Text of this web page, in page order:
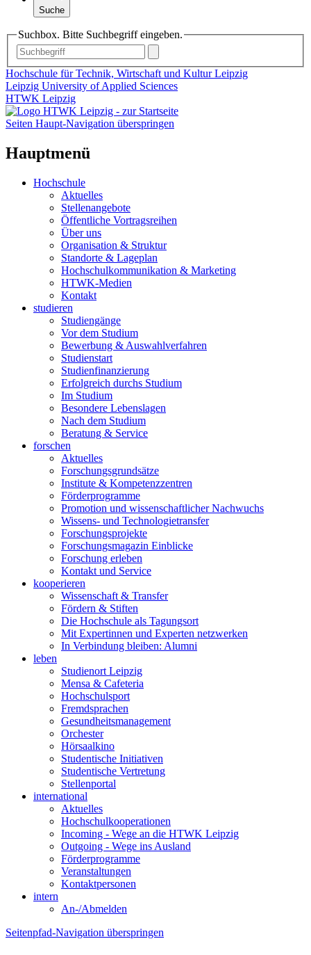
Suche
Suchbox. Bitte Suchbegriff eingeben.
Hochschule für Technik, Wirtschaft und Kultur Leipzig
Leipzig University of Applied Sciences
HTWK Leipzig
Seiten Haupt-Navigation überspringen
Hauptmenü
Hochschule
Aktuelles
Stellenangebote
Öffentliche Vortragsreihen
Über uns
Organisation & Struktur
Standorte & Lageplan
Hochschulkommunikation & Marketing
HTWK-Medien
Kontakt
studieren
Studiengänge
Vor dem Studium
Bewerbung & Auswahlverfahren
Studienstart
Studienfinanzierung
Erfolgreich durchs Studium
Im Studium
Besondere Lebenslagen
Nach dem Studium
Beratung & Service
forschen
Aktuelles
Forschungsgrundsätze
Institute & Kompetenzzentren
Förderprogramme
Promotion und wissenschaftlicher Nachwuchs
Wissens- und Technologietransfer
Forschungsprojekte
Forschungsmagazin Einblicke
Forschung erleben
Kontakt und Service
kooperieren
Wissenschaft & Transfer
Fördern & Stiften
Die Hochschule als Tagungsort
Mit Expertinnen und Experten netzwerken
In Verbindung bleiben: Alumni
leben
Studienort Leipzig
Mensa & Cafeteria
Hochschulsport
Fremdsprachen
Gesundheitsmanagement
Orchester
Hörsaalkino
Studentische Initiativen
Studentische Vertretung
Stellenportal
international
Aktuelles
Hochschulkooperationen
Incoming - Wege an die HTWK Leipzig
Outgoing - Wege ins Ausland
Förderprogramme
Veranstaltungen
Kontaktpersonen
intern
An-/Abmelden
Seitenpfad-Navigation überspringen